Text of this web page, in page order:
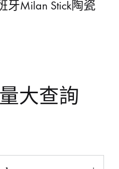
牙Milan Stick陶瓷
大查詢